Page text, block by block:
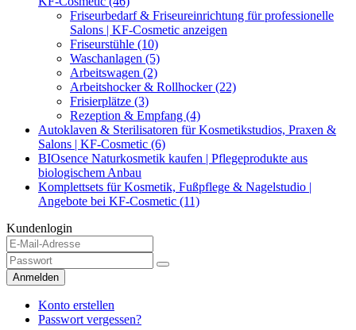
Friseurbedarf & Friseureinrichtung für professionelle
Salons | KF-Cosmetic anzeigen
Friseurstühle (10)
Waschanlagen (5)
Arbeitswagen (2)
Arbeitshocker & Rollhocker (22)
Frisierplätze (3)
Rezeption & Empfang (4)
Autoklaven & Sterilisatoren für Kosmetikstudios, Praxen &
Salons | KF-Cosmetic (6)
BIOsence Naturkosmetik kaufen | Pflegeprodukte aus
biologischem Anbau
Komplettsets für Kosmetik, Fußpflege & Nagelstudio |
Angebote bei KF-Cosmetic (11)
Kundenlogin
Anmelden
Konto erstellen
Passwort vergessen?